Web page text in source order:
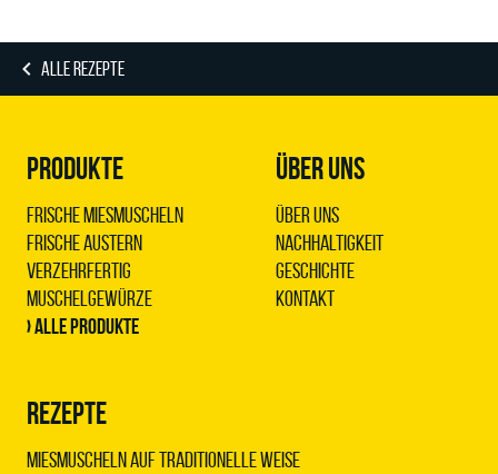
ALLE REZEPTE
PRODUKTE
Frische Miesmuscheln
Frische Austern
Verzehrfertig
Muschelgewürze
› Alle Produkte
REZEPTE
Miesmuscheln auf traditionelle Weise
ÜBER UNS
Über uns
Nachhaltigkeit
Geschichte
Kontakt